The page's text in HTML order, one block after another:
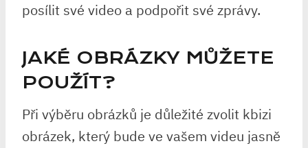
posílit své video a podpořit své zprávy.
JAKÉ OBRÁZKY MŮŽETE
POUŽÍT?
Při výběru obrázků je důležité zvolit kbizi
obrázek, který bude ve vašem videu jasně